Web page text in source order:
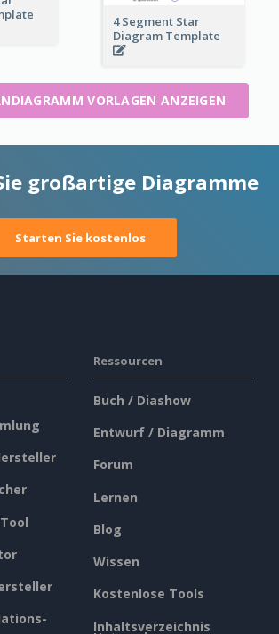
4 Segment Star
Diagram Template
VORLAGEN ANZEIGEN
großartige Diagramme
Starten Sie kostenlos
Ressourcen
Buch / Diashow
Entwurf / Diagramm
Forum
Lernen
Blog
Wissen
Kostenlose Tools
Inhaltsverzeichnis